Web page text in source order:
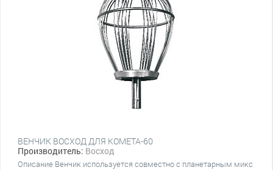
ВЕНЧИК ВОСХОД ДЛЯ КОМЕТА-60
Производитель: Восход
Описание Венчик используется совместно с планетарным микс